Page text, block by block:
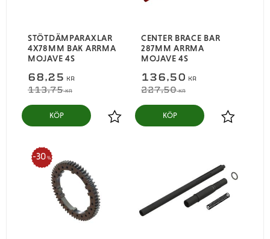
STÖTDÄMPARAXLAR
4X78MM BAK ARRMA
MOJAVE 4S
68,25 KR
113,75KR
Lägg till i favoriter
KÖP
CENTER BRACE BAR
287MM ARRMA
MOJAVE 4S
136,50 KR
227,50KR
Lägg till i
KÖP
30 %